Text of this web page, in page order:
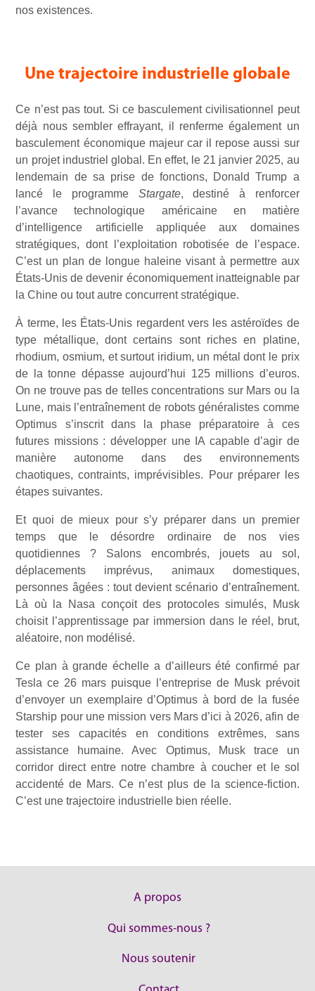
nos existences.
Une trajectoire industrielle globale
Ce n’est pas tout. Si ce basculement civilisationnel peut
déjà nous sembler effrayant, il renferme également un
basculement économique majeur car il repose aussi sur
un projet industriel global. En effet, le 21 janvier 2025, au
lendemain de sa prise de fonctions, Donald Trump a
lancé le programme Stargate, destiné à renforcer
l’avance technologique américaine en matière
d’intelligence artificielle appliquée aux domaines
stratégiques, dont l’exploitation robotisée de l’espace.
C’est un plan de longue haleine visant à permettre aux
États-Unis de devenir économiquement inatteignable par
la Chine ou tout autre concurrent stratégique.
À terme, les États-Unis regardent vers les astéroïdes de
type métallique, dont certains sont riches en platine,
rhodium, osmium, et surtout iridium, un métal dont le prix
de la tonne dépasse aujourd’hui 125 millions d’euros.
On ne trouve pas de telles concentrations sur Mars ou la
Lune, mais l’entraînement de robots généralistes comme
Optimus s’inscrit dans la phase préparatoire à ces
futures missions : développer une IA capable d’agir de
manière autonome dans des environnements
chaotiques, contraints, imprévisibles. Pour préparer les
étapes suivantes.
Et quoi de mieux pour s’y préparer dans un premier
temps que le désordre ordinaire de nos vies
quotidiennes ? Salons encombrés, jouets au sol,
déplacements imprévus, animaux domestiques,
personnes âgées : tout devient scénario d’entraînement.
Là où la Nasa conçoit des protocoles simulés, Musk
choisit l’apprentissage par immersion dans le réel, brut,
aléatoire, non modélisé.
Ce plan à grande échelle a d’ailleurs été confirmé par
Tesla ce 26 mars puisque l’entreprise de Musk prévoit
d’envoyer un exemplaire d’Optimus à bord de la fusée
Starship pour une mission vers Mars d’ici à 2026, afin de
tester ses capacités en conditions extrêmes, sans
assistance humaine. Avec Optimus, Musk trace un
corridor direct entre notre chambre à coucher et le sol
accidenté de Mars. Ce n’est plus de la science-fiction.
C’est une trajectoire industrielle bien réelle.
A propos
Qui sommes-nous ?
Nous soutenir